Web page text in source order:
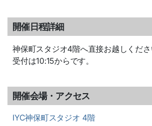
開催日程詳細
神保町スタジオ4階へ直接お越しくださ
受付は10:15からです。
開催会場・アクセス
IYC神保町スタジオ 4階